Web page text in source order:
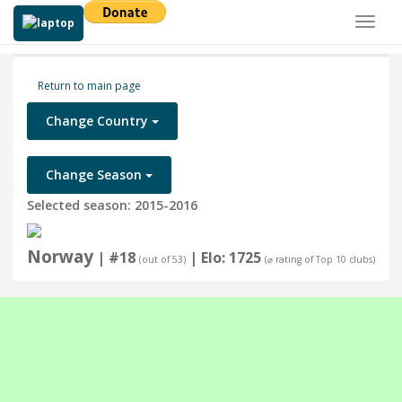
Return to main page
Change Country
Change Season
Selected season: 2015-2016
Norway | #18 (out of 53) | Elo: 1725 (⌀ rating of Top 10 clubs)